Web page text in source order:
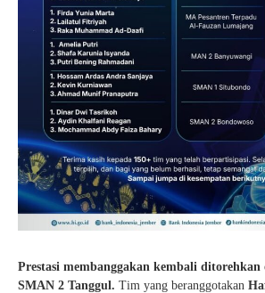
Prestasi membanggakan kembali ditorehkan
SMAN 2 Tanggul. Tim yang beranggotakan